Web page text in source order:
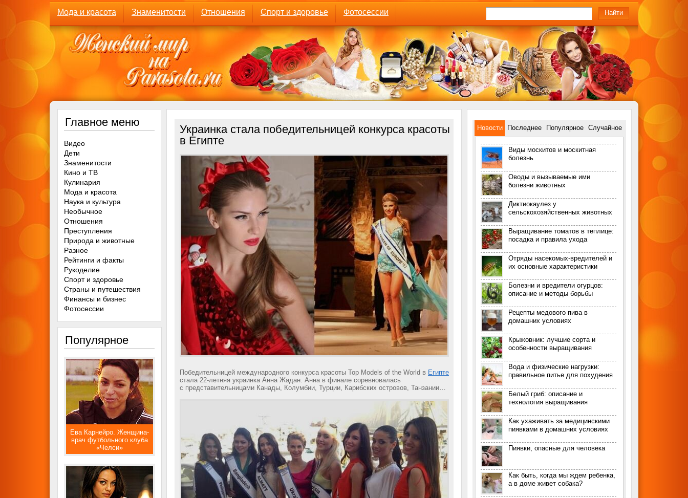
Мода и красота Знаменитости Отношения Спорт и здоровье Фотосессии
Украинка стала победительницей конкурса красоты
в Египте
Победительницей международного конкурса красоты Top Models of the World в Египте
стала 22-летняя украинка Анна Жадан. Анна в финале соревновалась
с представительницами Канады, Колумбии, Турции, Карибских островов, Танзании…
Главное меню
Видео
Дети
Знаменитости
Кино и ТВ
Кулинария
Мода и красота
Наука и культура
Необычное
Отношения
Преступления
Природа и животные
Разное
Рейтинги и факты
Рукоделие
Спорт и здоровье
Страны и путешествия
Финансы и бизнес
Фотосессии
Популярное
Ева Карнейро. Женщина-
врач футбольного клуба
«Челси»
Новости Последнее Популярное Случайное
Виды москитов и москитная
болезнь
Оводы и вызываемые ими
болезни животных
Диктиокаулез у
сельскохозяйственных животных
Выращивание томатов в теплице:
посадка и правила ухода
Отряды насекомых-вредителей и
их основные характеристики
Болезни и вредители огурцов:
описание и методы борьбы
Рецепты медового пива в
домашних условиях
Крыжовник: лучшие сорта и
особенности выращивания
Вода и физические нагрузки:
правильное питье для похудения
Белый гриб: описание и
технология выращивания
Как ухаживать за медицинскими
пиявками в домашних условиях
Пиявки, опасные для человека
Как быть, когда мы ждем ребенка,
а в доме живет собака?